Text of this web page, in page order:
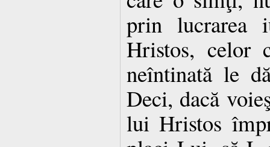
prin lucrarea
Hristos, celor
neîntinată le
Deci, dacă
lui Hristos